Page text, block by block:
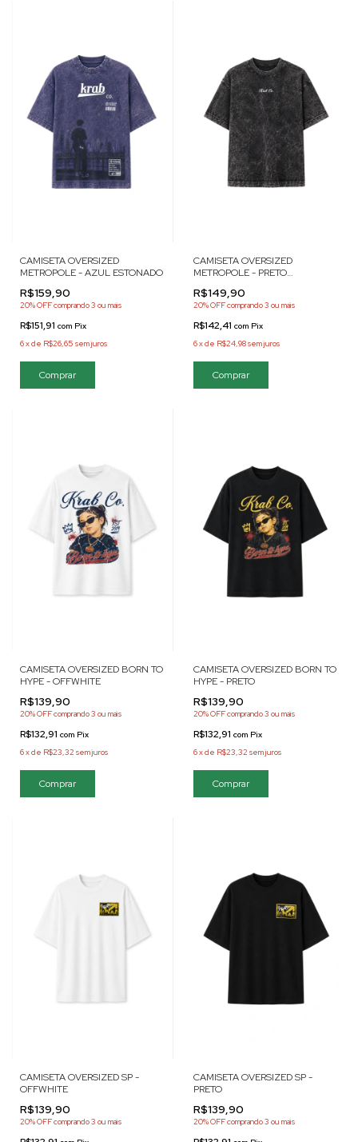
CAMISETA OVERSIZED
METROPOLE - AZUL ESTONADO
R$159,90
20% OFFcomprando 3 ou mais
R$151,91 com Pix
6xde R$26,65 sem juros
Comprar
CAMISETA OVERSIZED
METROPOLE - PRETO
R$149,90
20% OFFcomprando 3 ou mais
R$142,41 com Pix
6xde R$24,98sem juros
Comprar
CAMISETA OVERSIZED BORN TO
HYPE - OFFWHITE
R$139,90
20% OFFcomprando 3 ou mais
R$132,91 com Pix
6xde R$23,32 sem juros
Comprar
CAMISETA OVERSIZED BORN TO
HYPE - PRETO
R$139,90
20% OFFcomprando 3 ou mais
R$132,91 com Pix
6xde R$23,32 sem juros
Comprar
CAMISETA OVERSIZED SP -
OFFWHITE
R$139,90
20% OFFcomprando 3 ou mais
CAMISETA OVERSIZED SP -
PRETO
R$139,90
20% OFFcomprando 3 ou mais